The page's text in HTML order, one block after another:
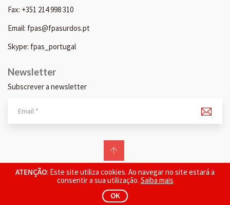
ATENÇÃO: Este site utiliza cookies. Ao navegar no site estará a
consentir a sua utilização. Saiba mais
OK
Fax: +351 214 998 310
Email: fpas@fpasurdos.pt
Skype: fpas_portugal
Newsletter
Subscrever a newsletter
© 2026 FPAS. Todos os direitos reservados.